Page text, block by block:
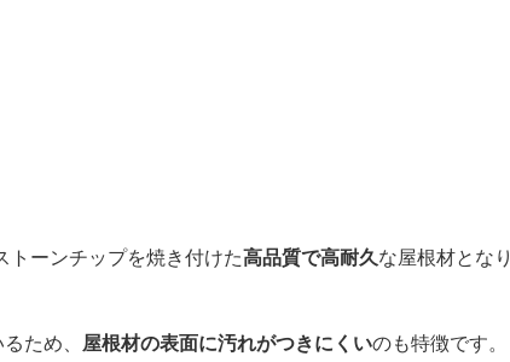
トーンチップを焼き付けた高品質で高耐久な屋根材となり
ため、 屋根材の表面に汚れがつきにくいのも特徴です。